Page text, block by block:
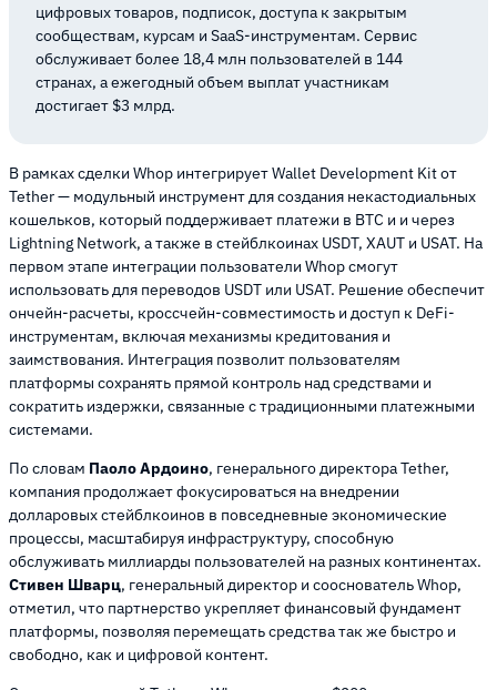
цифровых товаров, подписок, доступа к закрытым
сообществам, курсам и SaaS-инструментам. Сервис
обслуживает более 18,4 млн пользователей в 144
странах, а ежегодный объем выплат участникам
достигает $3 млрд.
В рамках сделки Whop интегрирует Wallet Development Kit от
Tether — модульный инструмент для создания некастодиальных
кошельков, который поддерживает платежи в BTC и и через
Lightning Network, а также в стейблкоинах USDT, XAUT и USAT. На
первом этапе интеграции пользователи Whop смогут
использовать для переводов USDT или USAT. Решение обеспечит
ончейн-расчеты, кроссчейн-совместимость и доступ к DeFi-
инструментам, включая механизмы кредитования и
заимствования. Интеграция позволит пользователям
платформы сохранять прямой контроль над средствами и
сократить издержки, связанные с традиционными платежными
системами.
По словам Паоло Ардоино, генерального директора Tether,
компания продолжает фокусироваться на внедрении
долларовых стейблкоинов в повседневные экономические
процессы, масштабируя инфраструктуру, способную
обслуживать миллиарды пользователей на разных континентах.
Стивен Шварц, генеральный директор и сооснователь Whop,
отметил, что партнерство укрепляет финансовый фундамент
платформы, позволяя перемещать средства так же быстро и
свободно, как и цифровой контент.